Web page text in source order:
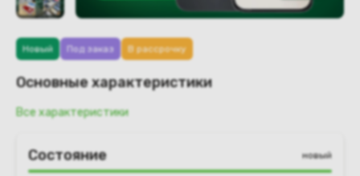
Новый Под заказ В рассрочку
Основные характеристики
Все характеристики
Состояние новый